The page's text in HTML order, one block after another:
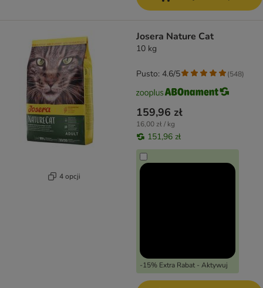
4 opcji
Josera Nature Cat
10 kg
159,96 zł
16,00 zł / kg
151,96 zł
-15% Extra Rabat - Aktywuj
Pusto: 4.6/5 (548)